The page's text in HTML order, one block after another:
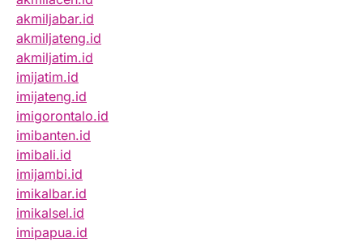
akmiljabar.id
akmiljateng.id
akmiljatim.id
imijatim.id
imijateng.id
imigorontalo.id
imibanten.id
imibali.id
imijambi.id
imikalbar.id
imikalsel.id
imipapua.id